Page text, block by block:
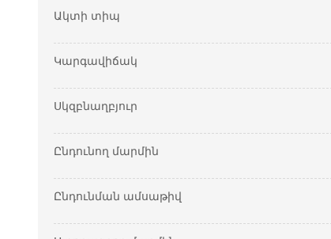
Ակտի տիպ
Կարգավիճակ
Սկզբնաղբյուր
Ընդունող մարմին
Ընդունման ամսաթիվ